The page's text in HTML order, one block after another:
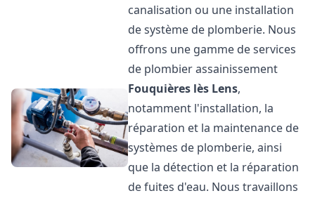
canalisation ou une installation
de système de plomberie. Nous
offrons une gamme de services
de plombier assainissement
Fouquières lès Lens,
notamment l'installation, la
réparation et la maintenance de
systèmes de plomberie, ainsi
que la détection et la réparation
de fuites d'eau. Nous travaillons